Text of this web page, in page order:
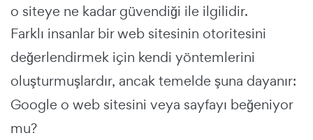
o siteye ne kadar güvendiği ile ilgilidir.
Farklı insanlar bir web sitesinin otoritesini
değerlendirmek için kendi yöntemlerini
oluşturmuşlardır, ancak temelde şuna dayanır:
Google o web sitesini veya sayfayı beğeniyor
mu?